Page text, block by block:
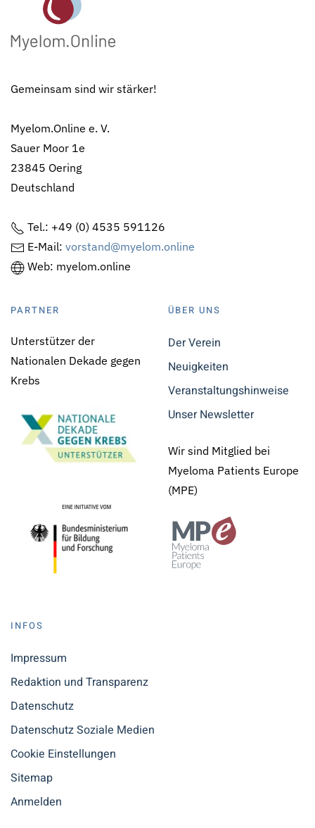
Gemeinsam sind wir stärker!
Myelom.Online e. V.
Sauer Moor 1e
23845 Oering
Deutschland
Tel.: +49 (0) 4535 591126
E-Mail: vorstand@myelom.online
Web: myelom.online
PARTNER
Unterstützer der
Nationalen Dekade gegen
Krebs
ÜBER UNS
Der Verein
Neuigkeiten
Veranstaltungshinweise
Unser Newsletter
Wir sind Mitglied bei
Myeloma Patients Europe
(MPE)
INFOS
Impressum
Redaktion und Transparenz
Datenschutz
Datenschutz Soziale Medien
Cookie Einstellungen
Sitemap
Anmelden